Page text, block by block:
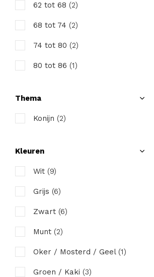
62 tot 68 (2)
68 tot 74 (2)
74 tot 80 (2)
80 tot 86 (1)
110 tot 116
Thema
Konijn (2)
Kleuren
Wit (9)
Grijs (6)
Zwart (6)
Munt (2)
Oker / Mosterd / Geel (1)
Groen / Kaki (3)